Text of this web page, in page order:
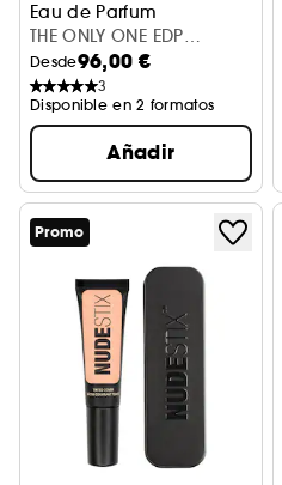
Eau de Parfum
THE ONLY ONE EDP
INTENSE 50 ML
Desde96,00 €
3
Disponible en 2 formatos
Añadir
Promo